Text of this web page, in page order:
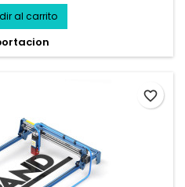
al carrito
favorite_border